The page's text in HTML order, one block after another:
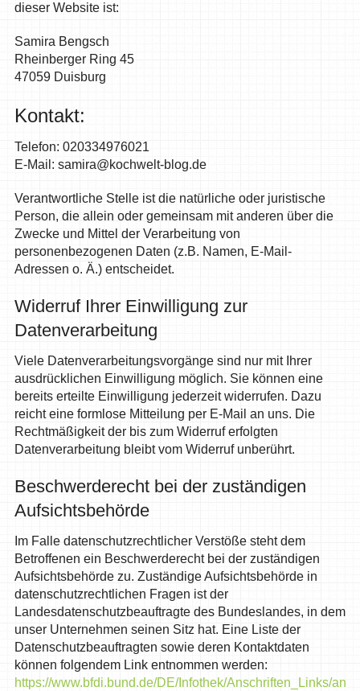
dieser Website ist:
Samira Bengsch
Rheinberger Ring 45
47059 Duisburg
Kontakt:
Telefon: 020334976021
E-Mail: samira@kochwelt-blog.de
Verantwortliche Stelle ist die natürliche oder juristische
Person, die allein oder gemeinsam mit anderen über die
Zwecke und Mittel der Verarbeitung von
personenbezogenen Daten (z.B. Namen, E-Mail-
Adressen o. Ä.) entscheidet.
Widerruf Ihrer Einwilligung zur
Datenverarbeitung
Viele Datenverarbeitungsvorgänge sind nur mit Ihrer
ausdrücklichen Einwilligung möglich. Sie können eine
bereits erteilte Einwilligung jederzeit widerrufen. Dazu
reicht eine formlose Mitteilung per E-Mail an uns. Die
Rechtmäßigkeit der bis zum Widerruf erfolgten
Datenverarbeitung bleibt vom Widerruf unberührt.
Beschwerderecht bei der zuständigen
Aufsichtsbehörde
Im Falle datenschutzrechtlicher Verstöße steht dem
Betroffenen ein Beschwerderecht bei der zuständigen
Aufsichtsbehörde zu. Zuständige Aufsichtsbehörde in
datenschutzrechtlichen Fragen ist der
Landesdatenschutzbeauftragte des Bundeslandes, in dem
unser Unternehmen seinen Sitz hat. Eine Liste der
Datenschutzbeauftragten sowie deren Kontaktdaten
können folgendem Link entnommen werden:
https://www.bfdi.bund.de/DE/Infothek/Anschriften_Links/